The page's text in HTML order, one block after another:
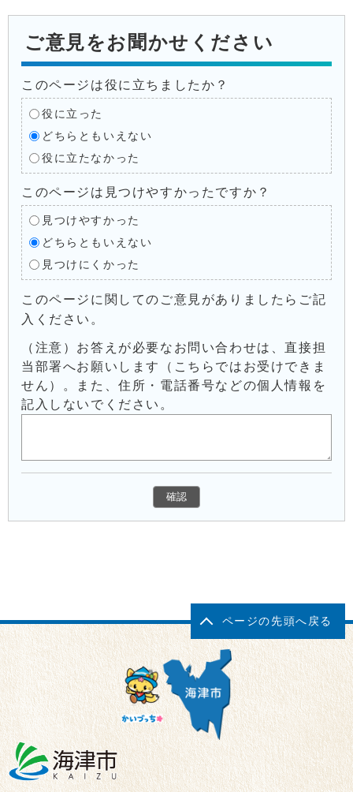
ご意見をお聞かせください
このページは役に立ちましたか？
役に立った
どちらともいえない
役に立たなかった
このページは見つけやすかったですか？
見つけやすかった
どちらともいえない
見つけにくかった
このページに関してのご意見がありましたらご記
入ください。
（注意）お答えが必要なお問い合わせは、直接担
当部署へお願いします（こちらではお受けできま
せん）。また、住所・電話番号などの個人情報を
記入しないでください。
ページの先頭へ戻る